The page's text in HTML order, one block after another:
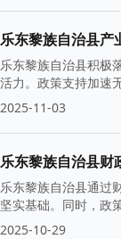
乐东黎族自治县产
乐东黎族自治县积极
活力。政策支持加速
2025-11-03
乐东黎族自治县财
乐东黎族自治县通过
坚实基础。同时，政
2025-10-29